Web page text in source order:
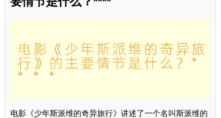
电影《少年斯派维的奇异旅行》讲述了一个名叫斯派维的